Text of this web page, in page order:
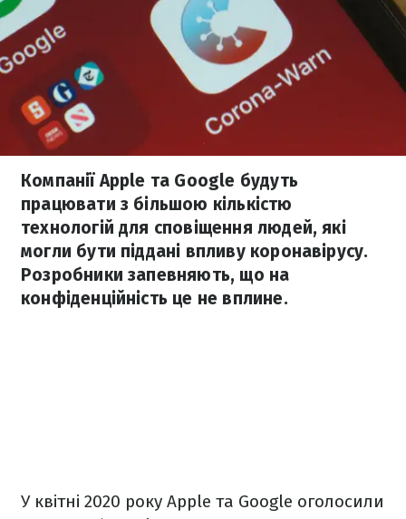
Компанії Apple та Google будуть
працювати з більшою кількістю
технологій для сповіщення людей, які
могли бути піддані впливу коронавірусу.
Розробники запевняють, що на
конфіденційність це не вплине.
У квітні 2020 року Apple та Google оголосили